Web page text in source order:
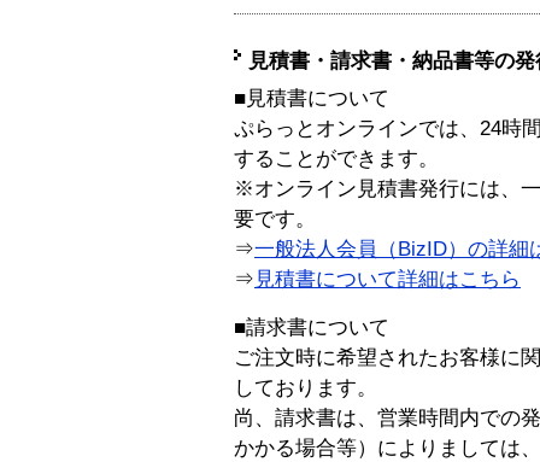
見積書・請求書・納品書等の
■見積書について
ぷらっとオンラインでは、24時
することができます。
※オンライン見積書発行には、
要です。
⇒一般法人会員（BizID）の詳細
⇒ 見積書について詳細はこちら
■請求書について
ご注文時に希望されたお客様に
しております。
尚、請求書は、営業時間内での
かかる場合等）によりましては